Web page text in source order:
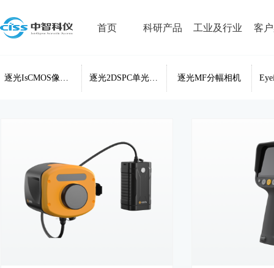
首页 科研产品 工业及行业 客
逐光IsCMOS像增强相机 逐光2DSPC单光子相机 逐光MF分幅相机